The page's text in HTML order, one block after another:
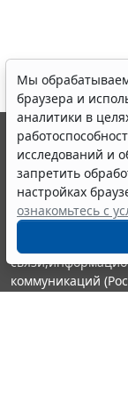
Мы
браузера и
аналитики в
исследований и
запретить
настройках
ознакомьтесь с
© ООО "НПП
выпускается с
являются
информации
Портал ГАРАНТ.РУ
издания
коммуникаций